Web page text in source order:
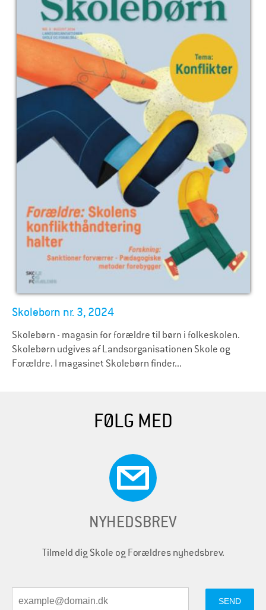
Skolebørn nr. 3, 2024
Skolebørn - magasin for forældre til børn i folkeskolen.
Skolebørn udgives af Landsorganisationen Skole og
Forældre. I magasinet Skolebørn finder...
FØLG MED
NYHEDSBREV
Tilmeld dig Skole og Forældres nyhedsbrev.